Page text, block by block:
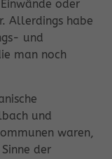
oder
Allerdings habe
und
man noch
und
waren,
der